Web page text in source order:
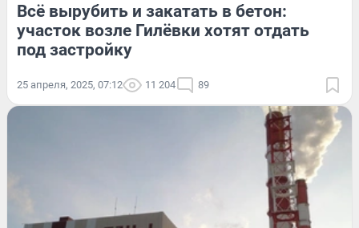
Всё вырубить и закатать в бетон:
участок возле Гилёвки хотят отдать
под застройку
25 апреля, 2025, 07:12 11 204 89